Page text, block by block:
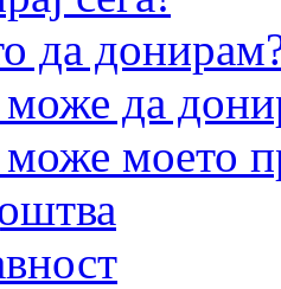
да
да
моето